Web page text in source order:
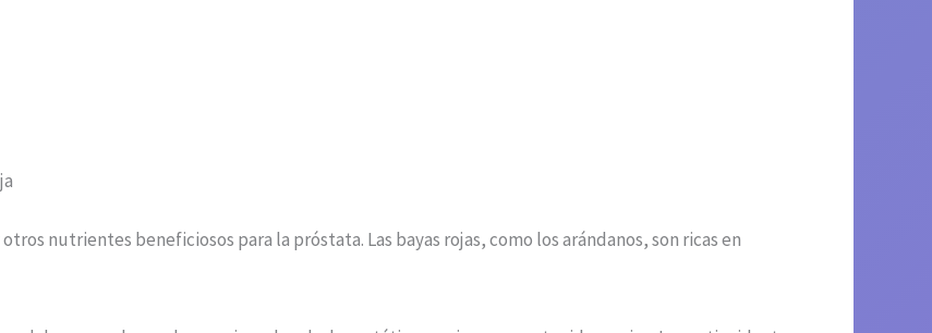
otros nutrientes beneficiosos para la próstata. Las bayas rojas, como los arándanos, son ricas en